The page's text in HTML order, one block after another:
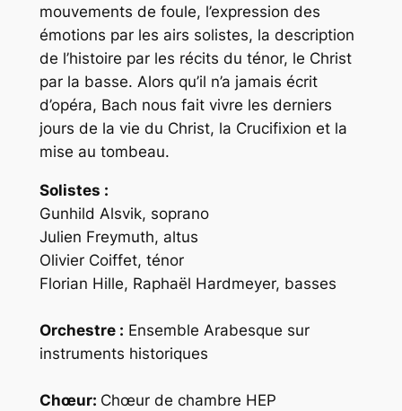
mouvements de foule, l’expression des
émotions par les airs solistes, la description
de l’histoire par les récits du ténor, le Christ
par la basse. Alors qu’il n’a jamais écrit
d’opéra, Bach nous fait vivre les derniers
jours de la vie du Christ, la Crucifixion et la
mise au tombeau.
Solistes :
Gunhild Alsvik, soprano
Julien Freymuth, altus
Olivier Coiffet, ténor
Florian Hille, Raphaël Hardmeyer, basses
Orchestre : Ensemble Arabesque sur
instruments historiques
Chœur: Chœur de chambre HEP